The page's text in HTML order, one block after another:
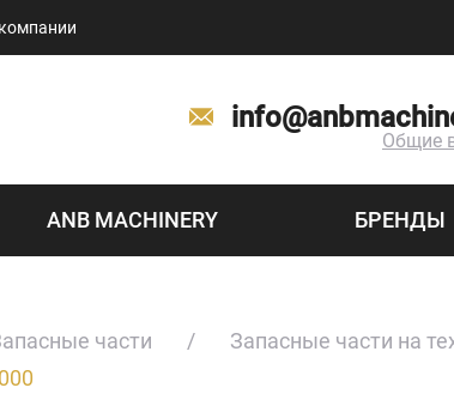
Общие
ANB MACHINERY БРЕНДЫ
части Запасные части на